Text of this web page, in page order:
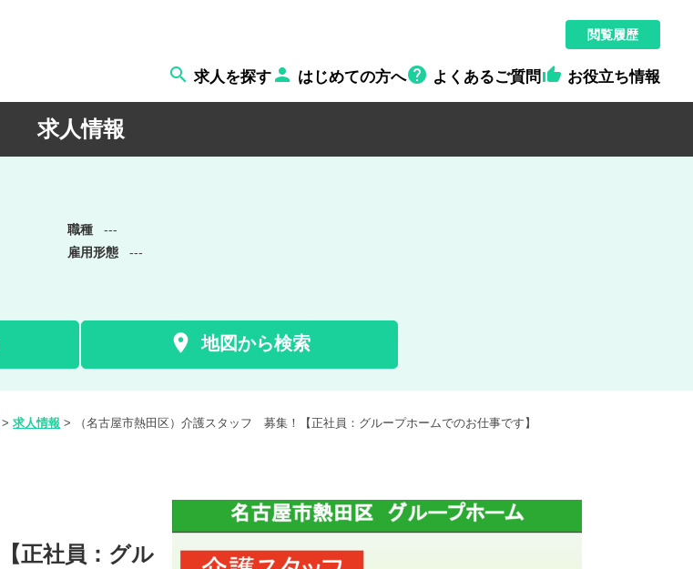
閲覧履歴
 求人を探す  はじめての方へ よくあるご質問  お役立ち情報
求人情報
職種
---
雇用形態
---
 地図から検索
> 求人情報 > （名古屋市熱田区）介護スタッフ 募集！【正社員：グループホームでのお仕事です】
正社員：グル